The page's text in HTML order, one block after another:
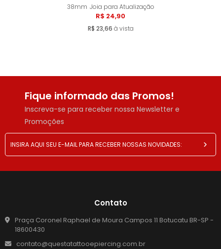
38mm Joia para Atualização
R$ 24,90
R$ 23,66 à vista
Comprar
Fique informado das Promos!
Inscreva-se para receber nossa Newsletter e
Promoções
Contato
Praça Coronel Raphael de Moura Campos 11 Botucatu BR-SP -
18600430
contato@questatattooepiercing.com.br